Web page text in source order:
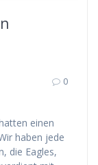
0
einen
haben jede
die Eagles,